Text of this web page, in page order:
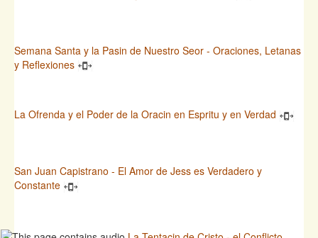
Semana Santa y la Pasin de Nuestro Seor - Oraciones, Letanas
y Reflexiones
La Ofrenda y el Poder de la Oracin en Espritu y en Verdad
San Juan Capistrano - El Amor de Jess es Verdadero y
Constante